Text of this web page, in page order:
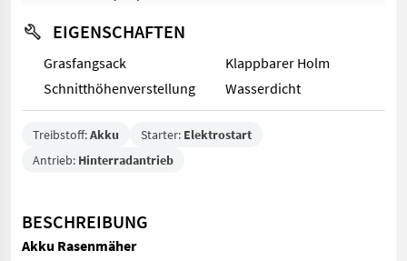
EIGENSCHAFTEN
Grasfangsack
Klappbarer Holm
Schnitthöhenverstellung
Wasserdicht
Treibstoff:Akku Starter: Elektrostart
Antrieb: Hinterradantrieb
BESCHREIBUNG
Akku Rasenmäher